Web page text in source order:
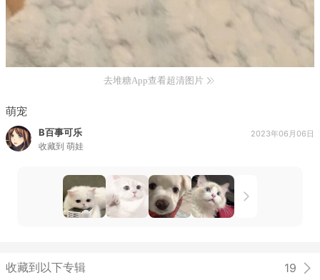
去堆糖App查看超清图片
萌宠
B百事可乐
收藏到 萌娃
2023年06月06日
收藏到以下专辑 19